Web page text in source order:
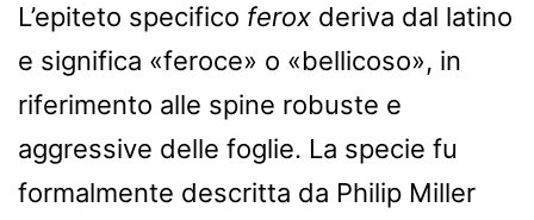
L’epiteto specifico ferox deriva dal latino
e significa «feroce» o «bellicoso», in
riferimento alle spine robuste e
aggressive delle foglie. La specie fu
formalmente descritta da Philip Miller